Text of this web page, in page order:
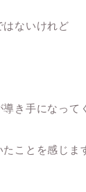
はないけれど
き手になって
ことを感じま